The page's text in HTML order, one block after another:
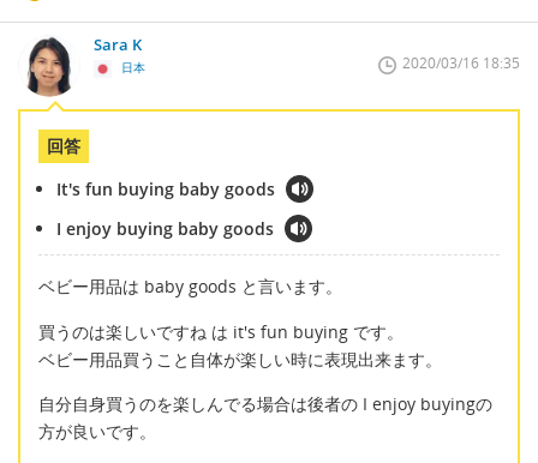
Sara K
日本 2020/03/16 18:35
回答
It's fun buying baby goods
I enjoy buying baby goods
ベビー用品は baby goods と言います。
買うのは楽しいですね は it's fun buying です。
ベビー用品買うこと自体が楽しい時に表現出来ます。
自分自身買うのを楽しんでる場合は後者の I enjoy buyingの
方が良いです。